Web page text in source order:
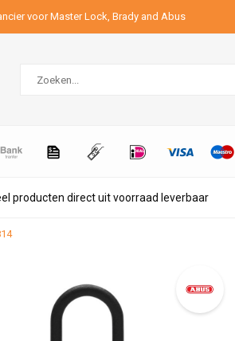
voor Master Lock, Brady and Abus
producten direct uit voorraad leverbaar